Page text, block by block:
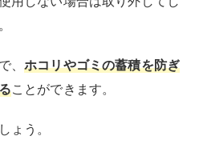
、ホコリやゴミの蓄積を防ぎ
ことができます。
ょう。